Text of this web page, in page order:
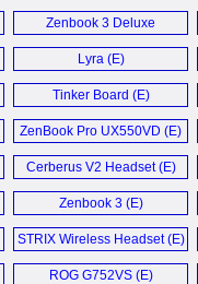
Zenbook 3 Deluxe
UX490 (E)
Lyra (E)
Tinker Board (E)
ZenBook Pro UX550VD (E)
Cerberus V2 Headset (E)
Zenbook 3 (E)
STRIX Wireless Headset (E)
ROG G752VS (E)